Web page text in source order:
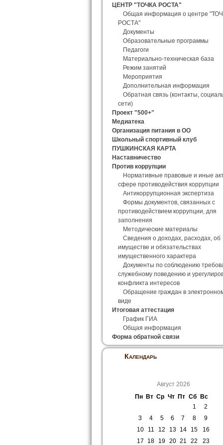
ЦЕНТР "ТОЧКА РОСТА"
Общая информация о центре
РОСТА"
Документы
Образовательные программы
Педагоги
Материально-техническая база
Режим занятий
Мероприятия
Дополнительная информация
Обратная связь (контакты,
сети)
Проект "500+"
Медиатека
Организация питания в ОО
Школьный спортивный клуб
ПУШКИНСКАЯ КАРТА
Наставничество
Против коррупции
Нормативные правовые и иные
сфере противодействия коррупции
Антикоррупционная экспертиза
Формы документов, связанных с
противодействием коррупции, для
заполнения
Методические материалы
Сведения о доходах, расходах, об
имуществе и обязательствах
имущественного характера
Документы по соблюдению
служебному поведению и
конфликта интересов
Обращение граждан в
виде
Итоговая аттестация
График ГИА
Общая информация
Форма обратной связи
Календарь
Август 2026
Пн
Вт Ср Чт Пт Сб
Вс
1
2
3
4 5 6 7 8
9
10
11 12 13 14 15
16
17
18 19 20 21 22
23